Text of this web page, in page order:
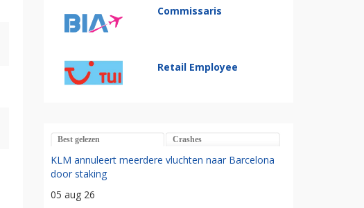
Commissaris
Retail Employee
Best gelezen Crashes
KLM annuleert meerdere vluchten naar Barcelona
door staking
05 aug 26